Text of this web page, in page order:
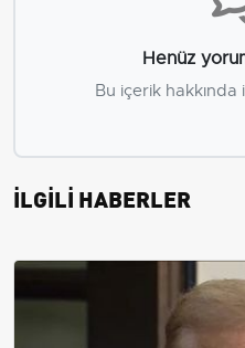
Henüz
Bu içerik hakkında
İLGİLİ HABERLER